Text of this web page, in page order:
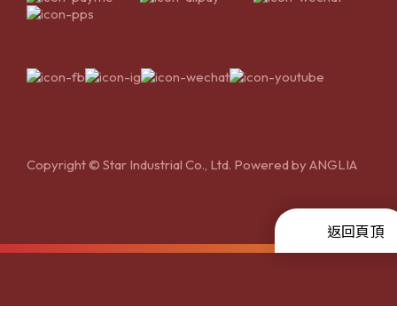
Copyright © Star Industrial Co., Ltd. Powered byANGLIA
返回頁頂